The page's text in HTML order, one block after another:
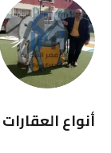
أنواع العقارات